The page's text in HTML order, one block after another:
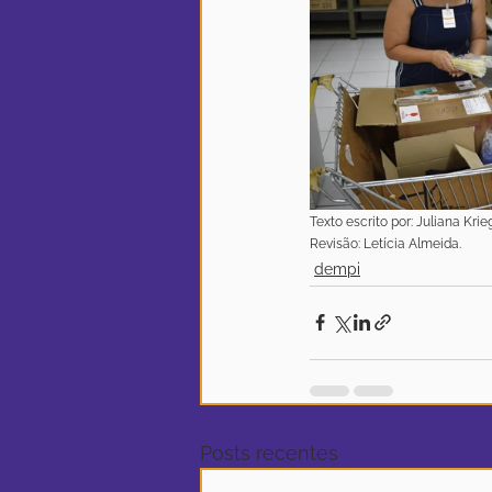
Texto escrito por: Juliana
Revisão: Letícia Almeida.
dempi
Posts recentes